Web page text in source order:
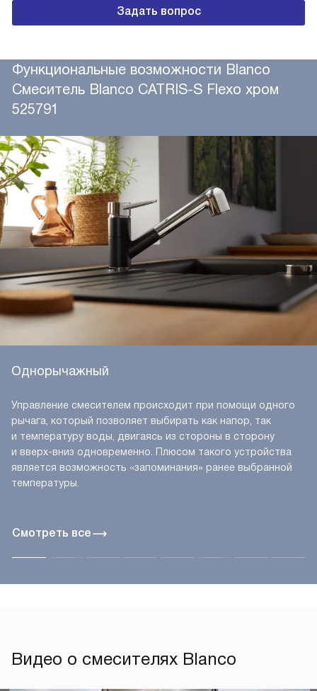
Задать вопрос
Функциональные возможности Blanco
Смеситель Blanco CATRIS-S Flexo хром
525791
Смотреть все
Однорычажный
Управление смесителем происходит при помощи одного
рычага, который позволяет выбирать как напор, так
и температуру воды, двигаясь из стороны в сторону
и вверх-вниз одновременно. Плюсом такого устройства
является возможность «запоминания» ранее выбранной
температуры.
Видео о смесителях Blanco